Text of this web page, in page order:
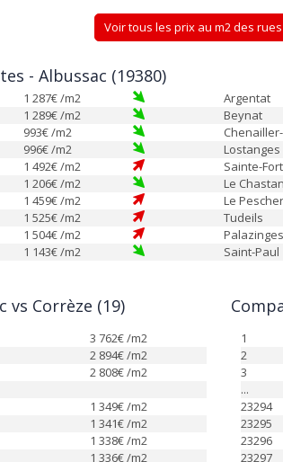
Voir tous les prix au m2 des
- Albussac (19380)
1 287€ /m2
1 289€ /m2
993€ /m2
996€ /m2
1 492€ /m2
1 206€ /m2
1 459€ /m2
1 525€ /m2
1 504€ /m2
1 143€ /m2
Argentat
Beynat
Lostanges
Sainte-
Le
Le Pescher
Tudeils
Palazinges
Saint-Paul
vs Corrèze (19)
3 762€ /m2
2 894€ /m2
2 808€ /m2
1 349€ /m2
1 341€ /m2
1 338€ /m2
1 336€ /m2
1
2
3
...
23294
23295
23296
23297